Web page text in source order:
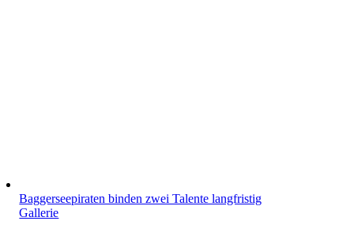
Baggerseepiraten binden zwei Talente langfristig
Gallerie